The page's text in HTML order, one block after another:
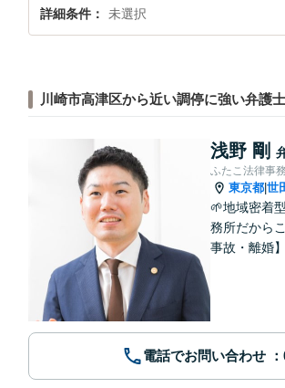
詳細条件 未選択
川崎市高津区から近い調停に強い弁護士
浅野 剛
ふたこ法律事
東京都 世
🌱地域密着
務所だから
事故・離婚
電話でお問い合わせ